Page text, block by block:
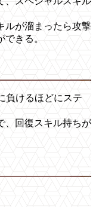
ルが溜まったら攻撃
できる 。
負けるほどにステ
、回復スキル持ちが